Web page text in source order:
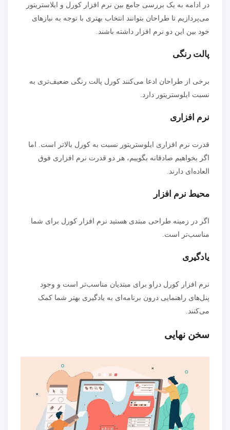
در ادامه به یک بررسی جامع بین نرم افزار کورل و ایلاستریتور
می‌پردازیم تا طراحان بتوانند انتخاب بهتری با توجه به نیاز‌های
خود بین این دو نرم افزار داشته باشند.
پالت رنگی
برخی از طراحان ادعا می‌کنند کورل پالت رنگی ضعیف‌تری به
نسبت ایلوستریتور دارد.
نرم افزاری
قدرت نرم افزاری ایلوستریتور نسبت به کورل بالاتر است. اما
اگر بخواهیم صادقانه بگوییم، هر دو قدرت نرم افزاری فوق
العاده‌ای دارند.
محیط نرم افزار
اگر در زمینه طراحی مبتدی هستید نرم افزار کورل برای شما
مناسب‌تر است.
یادگیری
نرم افزار کورل دراو برای مبتدیان مناسب‌تر است و وجود
پنل‌های راهنمایی درون برنامه‌ای به یادگیری بهتر شما کمک
می‌کنند.
سخن نهایی